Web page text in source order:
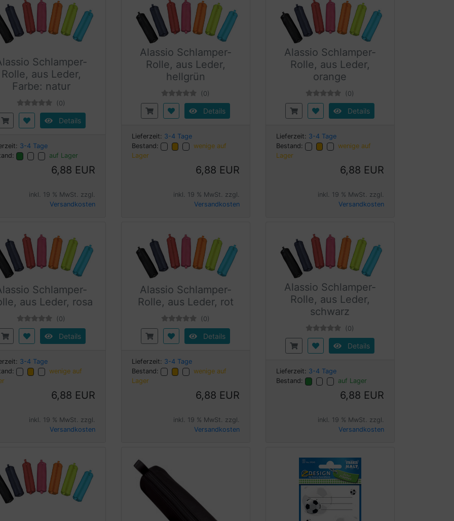
Schlamper-
Rolle, aus Leder,
Farbe: natur
(0)
Details
3-4 Tage
auf Lager
6,88 EUR
inkl. 19 % MwSt. zzgl.
Versandkosten
Alassio Schlamper-
Rolle, aus Leder,
hellgrün
(0)
Details
Lieferzeit: 3-4 Tage
Bestand:
wenige auf
Lager
6,88 EUR
inkl. 19 % MwSt. zzgl.
Versandkosten
Alassio Schlamper-
Rolle, aus Leder,
orange
(0)
Details
Lieferzeit: 3-4 Tage
Bestand:
wenige auf
Lager
6,88 EUR
inkl. 19 % MwSt. zzgl.
Versandkosten
Schlamper-
aus Leder, rosa
(0)
Details
3-4 Tage
wenige auf
6,88 EUR
inkl. 19 % MwSt. zzgl.
Versandkosten
Alassio Schlamper-
Rolle, aus Leder, rot
(0)
Details
Lieferzeit: 3-4 Tage
Bestand:
wenige auf
Lager
6,88 EUR
inkl. 19 % MwSt. zzgl.
Versandkosten
Alassio Schlamper-
Rolle, aus Leder,
schwarz
(0)
Details
Lieferzeit: 3-4 Tage
Bestand:
auf Lager
6,88 EUR
inkl. 19 % MwSt. zzgl.
Versandkosten